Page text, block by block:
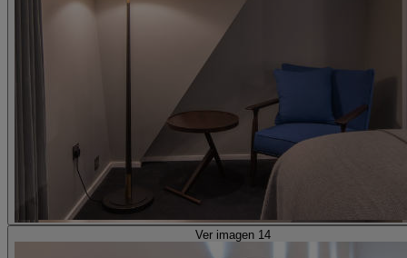
Ver imagen 14